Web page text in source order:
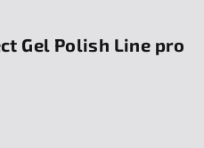
Gel Polish Line pro